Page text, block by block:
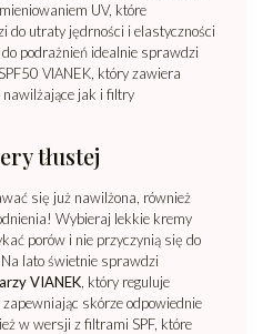
UV, które
do utraty jędrności i elastyczności
podrażnień idealnie sprawdzi
VIANEK, który zawiera
jak i filtry
tłustej
się już nawilżona, również
Wybieraj lekkie kremy
porów i nie przyczynią się do
lato świetnie sprawdzi
VIANEK , który reguluje
skórze odpowiednie
w wersji z filtrami SPF, które